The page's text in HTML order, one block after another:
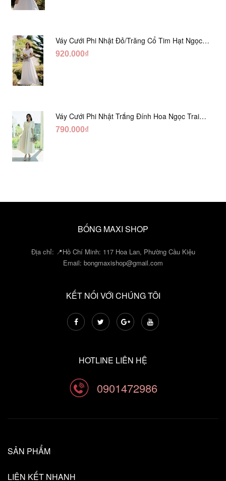
Váy Cưới Phi Nhật Đỏ/Trăng Cổ Tim Hạt Ngọc
DC548
920.000₫
Váy Cưới Phi Nhật Trắng Đính Hoa Ngọc Trai
Lửng DC465
790.000₫
BỐNG MAXI SHOP
Địa chỉ: 📍Hồ Chí Minh: 117 Hoa Lan, Phường Cầu Kiệu
Email: bongmaxishop@gmail.com
KẾT NỐI VỚI CHÚNG TÔI
HOTLINE LIÊN HỆ
0901472986
SẢN PHẨM
LIÊN KẾT NHANH